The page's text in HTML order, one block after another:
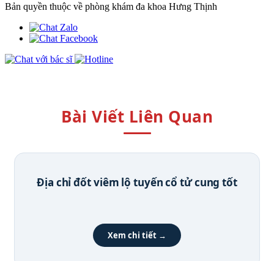
Bản quyền thuộc về phòng khám đa khoa Hưng Thịnh
Bài Viết Liên Quan
Địa chỉ đốt viêm lộ tuyến cổ tử cung tốt
Xem chi tiết →